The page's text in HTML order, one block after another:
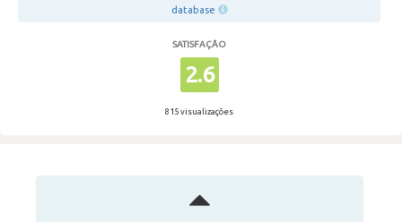
database
SATISFAÇÃO
2.6
815 visualizações